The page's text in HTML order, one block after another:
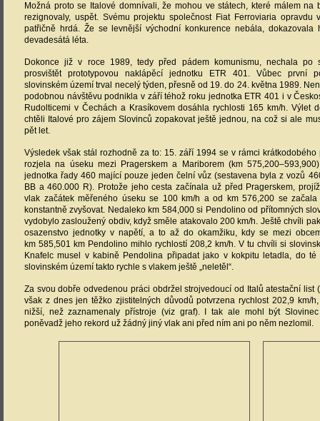
Možná proto se Italové domnívali, že mohou ve státech, které málem na
rezignovaly, uspět. Svému projektu společnost Fiat Ferroviaria
patřičně hrdá. Že se levnější východní konkurence nebála, dokazovala
devadesátá léta.
Dokonce již v roce 1989, tedy před pádem komunismu, nechala po
prosvištět prototypovou naklápěcí jednotku ETR 401. Vůbec první
slovinském území trval necelý týden, přesně od 19. do 24. května 1989.
podobnou návštěvu podnikla v září téhož roku jednotka ETR 401 i v
Rudolticemi v Čechách a Krasíkovem dosáhla rychlosti 165 km/h. Výlet
chtěli Italové pro zájem Slovinců zopakovat ještě jednou, na což si ale
pět let.
Výsledek však stál rozhodně za to: 15. září 1994 se v rámci krátkodobého
rozjela na úseku mezi Pragerskem a Mariborem (km
jednotka řady 460 mající pouze jeden čelní vůz (sestavena byla z vozů
BB a 460.000 R). Protože jeho cesta začínala už před Pragerskem,
vlak začátek měřeného úseku se 100 km/h a od km 576,200 se začala
konstantně zvyšovat. Nedaleko km 584,000 si Pendolino od přítomných
vydobylo zasloužený obdiv, když směle atakovalo 200 km/h. Ještě chvíli
osazenstvo jednotky v napětí, a to až do okamžiku, kdy se mezi
km 585,501 km Pendolino mihlo rychlostí 208,2 km/h. V tu chvíli si
Knafelc musel v kabině Pendolina připadat jako v kokpitu letadla, do
slovinském území takto rychle s vlakem ještě „neletěl“.
Za svou dobře odvedenou práci obdržel strojvedoucí od Italů atestační list
však z dnes jen těžko zjistitelných důvodů potvrzena rychlost 202,9 km/
nižší, než zaznamenaly přístroje (viz graf). I tak ale mohl být
poněvadž jeho rekord už žádný jiný vlak ani před ním ani po něm nezlomil.